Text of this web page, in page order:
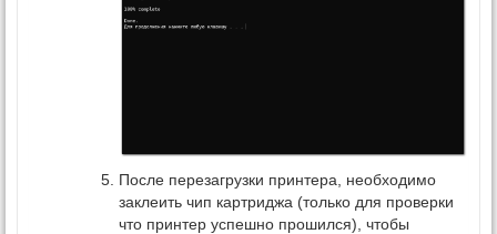
После перезагрузки принтера, необходимо
заклеить чип картриджа (только для проверки
что принтер успешно прошился), чтобы